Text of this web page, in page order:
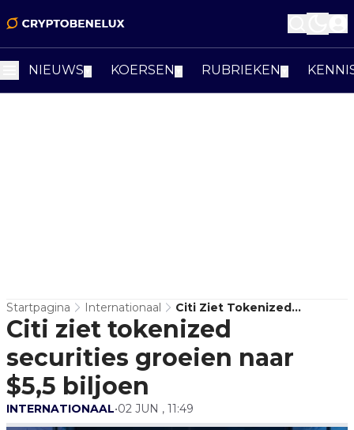
NIEUWS KOERSEN RUBRIEKEN
Startpagina Internationaal
Citi Ziet Tokenized
Securities Groeien Naar $5,5
Biljoen
Citi ziet tokenized
securities groeien naar
$5,5 biljoen
INTERNATIONAAL•02 JUN , 11:49